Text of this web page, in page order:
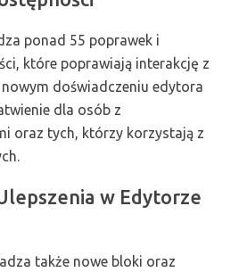
ponad 55 poprawek i
które poprawiają interakcję z
doświadczeniu edytora
dla osób z
oraz tych, którzy korzystają z
w Edytorze
także nowe bloki oraz